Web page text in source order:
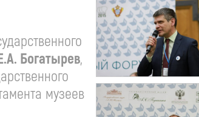
Богатырев,
музеев